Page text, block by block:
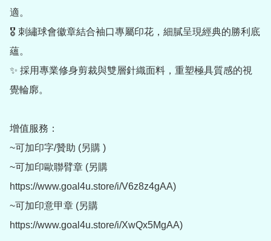
適。
🎖️ 刺繡球會徽章結合袖口專屬印花，細膩呈現經典的勝利底
蘊。
✨ 採用專業修身剪裁與雙層針織面料，重塑極具質感的視
覺輪廓。
增值服務：
~可加印字/贊助 (另購 )
~可加印歐聯臂章 (另購
https://www.goal4u.store/i/V6z8z4gAA)
~可加印意甲章 (另購
https://www.goal4u.store/i/XwQx5MgAA)